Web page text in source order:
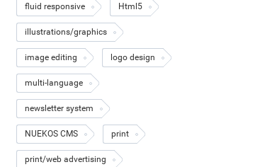
fluid responsive Html5
illustrations/graphics
image editing logo design
multi-language
newsletter system
NUEKOS CMS print
print/web advertising